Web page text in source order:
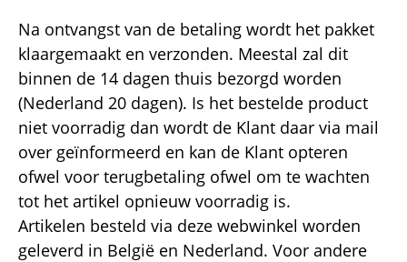
Na ontvangst van de betaling wordt het pakket
klaargemaakt en verzonden. Meestal zal dit
binnen de 14 dagen thuis bezorgd worden
(Nederland 20 dagen). Is het bestelde product
niet voorradig dan wordt de Klant daar via mail
over geïnformeerd en kan de Klant opteren
ofwel voor terugbetaling ofwel om te wachten
tot het artikel opnieuw voorradig is.
Artikelen besteld via deze webwinkel worden
geleverd in België en Nederland. Voor andere